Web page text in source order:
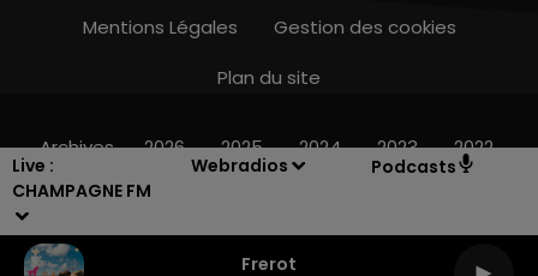
Live :
CHAMPAGNE FM
Webradios Podcasts
Frerot
Mentions Légales
Gestion des cookies
Plan du site
Archives 2026 2025 2024 2023 2022